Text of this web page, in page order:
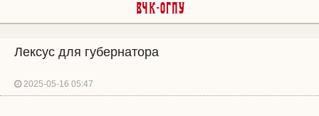
ВЧК-ОГПУ
Лексус для губернатора
2025-05-16 05:47